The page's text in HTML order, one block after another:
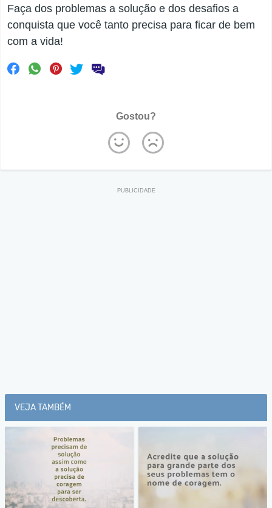
Faça dos problemas a solução e dos desafios a
conquista que você tanto precisa para ficar de bem
com a vida!
Gostou?
VEJA TAMBÉM